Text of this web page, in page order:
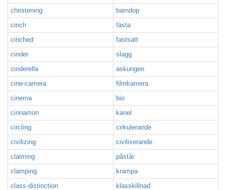
christening
barndop
cinch
fästa
cinched
fastsatt
cinder
slagg
cinderella
askungen
cine-camera
filmkamera
cinema
bio
cinnamon
kanel
circling
cirkulerande
civilizing
civiliserande
claiming
påstår
clamping
krampa
class-distinction
klasskillnad